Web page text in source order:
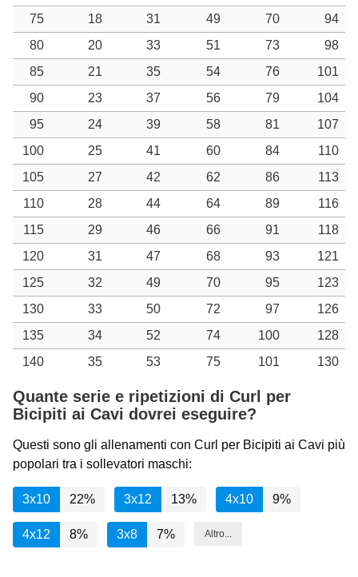
75
18 31 49 70
94
80
20 33 51 73
98
85
21 35 54 76
101
90
23 37 56 79
104
95
24 39 58 81
107
100
25 41 60 84
110
105
27 42 62 86
113
110
28 44 64 89
116
115
29 46 66 91
118
120
31 47 68 93
121
125
32 49 70 95
123
130
33 50 72 97
126
135
34 52 74 100
128
140
35 53 75 101 130
Quante serie e ripetizioni di Curl per
Bicipiti ai Cavi dovrei eseguire?
Questi sono gli allenamenti con Curl per Bicipiti ai Cavi più
popolari tra i sollevatori maschi:
3x10 22% 3x12 13% 4x10 9%
4x12 8% 3x8 7% Altro...